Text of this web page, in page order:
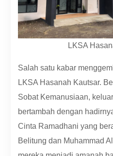
LKSA
Salah satu kabar
LKSA Hasanah Kautsar.
Sobat Kemanusiaan,
bertambah dengan
Cinta Ramadhani yang
Belitung dan Muhammad